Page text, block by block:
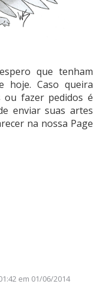
que tenham
hoje. Caso queira
fazer pedidos é
enviar suas artes
na nossa Page
em 01/06/2014